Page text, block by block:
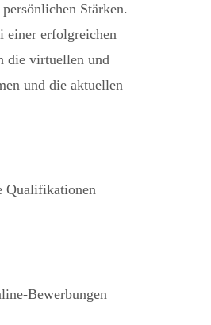
Stärken.
einer erfolgreichen
die virtuellen und
und die aktuellen
Qualifikationen
Bewerbungen